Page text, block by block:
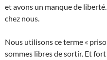
et avons un manque de
chez nous.
Nous utilisons ce terme «
sommes libres de sortir. Et